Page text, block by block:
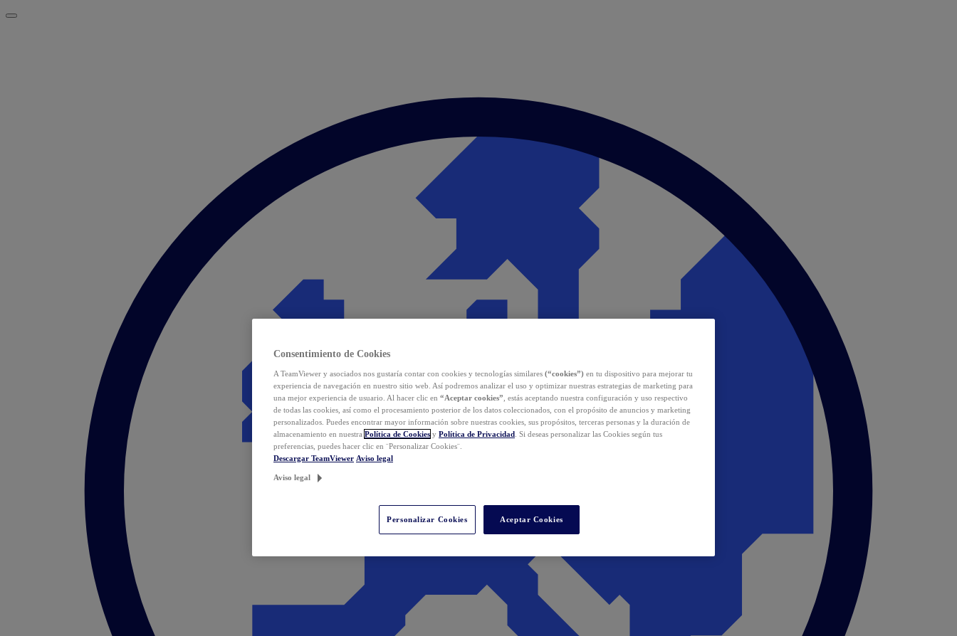
Consentimiento de Cookies
A TeamViewer y asociados nos gustaría contar con cookies y tecnologías similares (“cookies”) en tu dispositivo para mejorar tu
experiencia de navegación en nuestro sitio web. Así podremos analizar el uso y optimizar nuestras estrategias de marketing para
una mejor experiencia de usuario. Al hacer clic en “Aceptar cookies” , estás aceptando nuestra configuración y uso respectivo
de todas las cookies, así como el procesamiento posterior de los datos coleccionados, con el propósito de anuncios y marketing
personalizados. Puedes encontrar mayor información sobre nuestras cookies, sus propósitos, terceras personas y la duración de
almacenamiento en nuestra Política de Cookies y Política de Privacidad . Si deseas personalizar las Cookies según tus
preferencias, puedes hacer clic en ¨Personalizar Cookies¨.
Descargar TeamViewer Aviso legal
Aviso legal
Personalizar Cookies Aceptar Cookies